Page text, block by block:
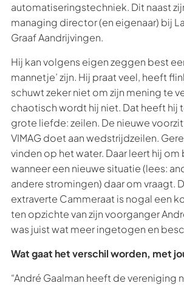
automatiseringstechniek. Dit naast
managing director (en eigenaar) bij
Graaf Aandrijvingen.
Hij kan volgens eigen zeggen best
mannetje’ zijn. Hij praat veel, heeft
schuwt zeker niet om zijn mening te
chaotisch wordt hij niet. Dat heeft hij
grote liefde: zeilen. De nieuwe
VIMAG doet aan wedstrijdzeilen.
vinden op het water. Daar leert hij om
wanneer een nieuwe situatie (lees:
andere stromingen) daar om vraagt.
extraverte Cammeraat is nogal een
ten opzichte van zijn voorganger
was juist wat meer ingetogen en
Wat gaat het verschil worden, met
“André Gaalman heeft de vereniging